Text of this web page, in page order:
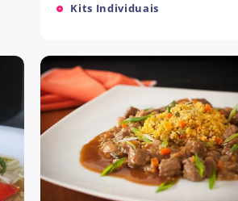
Kits Individuais